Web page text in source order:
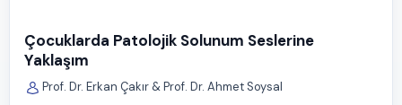
Çocuklarda Patolojik Solunum Seslerine
Yaklaşım
Prof. Dr. Erkan Çakır & Prof. Dr. Ahmet Soysal